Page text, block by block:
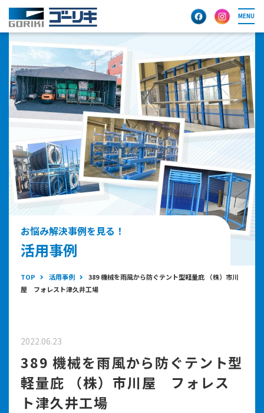
MENU
お悩み解決事例を見る！
活用事例
TOP 活用事例
389 機械を雨風から防ぐテント型軽量庇 （株）市川
屋 フォレスト津久井工場
2022.06.23
389 機械を雨風から防ぐテント型
軽量庇 （株）市川屋 フォレス
ト津久井工場